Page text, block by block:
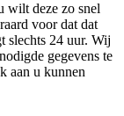
wilt deze zo snel
voor dat dat
slechts 24 uur. Wij
gegevens te
aan u kunnen